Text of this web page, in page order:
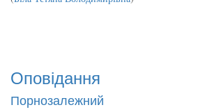
Оповідання
Порнозалежний